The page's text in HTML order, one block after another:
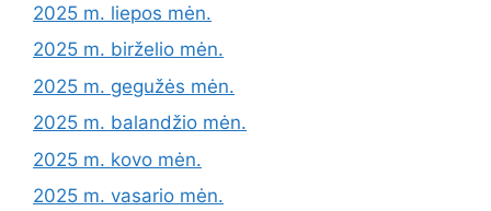
2025 m. liepos mėn.
2025 m. birželio mėn.
2025 m. gegužės mėn.
2025 m. balandžio mėn.
2025 m. kovo mėn.
2025 m. vasario mėn.